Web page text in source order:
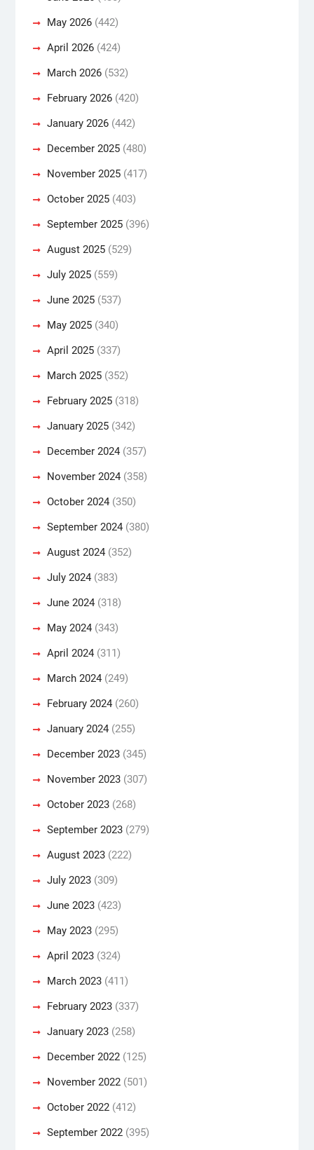
May 2026(442)
April 2026(424)
March 2026(532)
February 2026(420)
January 2026(442)
December 2025(480)
November 2025(417)
October 2025(403)
September 2025(396)
August 2025(529)
July 2025(559)
June 2025(537)
May 2025(340)
April 2025(337)
March 2025(352)
February 2025(318)
January 2025(342)
December 2024(357)
November 2024(358)
October 2024(350)
September 2024(380)
August 2024(352)
July 2024(383)
June 2024(318)
May 2024(343)
April 2024(311)
March 2024(249)
February 2024(260)
January 2024(255)
December 2023(345)
November 2023(307)
October 2023(268)
September 2023(279)
August 2023(222)
July 2023(309)
June 2023(423)
May 2023(295)
April 2023(324)
March 2023(411)
February 2023(337)
January 2023(258)
December 2022(125)
November 2022(501)
October 2022(412)
September 2022(395)